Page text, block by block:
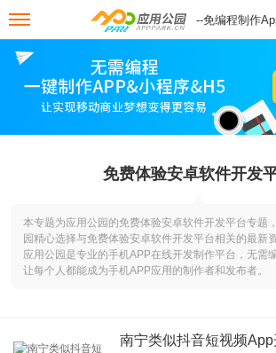
--免编程制作
免费体验安卓软件开发
本专题为应用公园的免费体验安卓软件开发平台专题
园精心选择与免费体验安卓软件开发平台相关的最新资
应用公园是专业的手机APP在线开发制作平台，无需
让每个人都能成为手机APP应用的制作者和发布者。
南宁类似抖音短视频